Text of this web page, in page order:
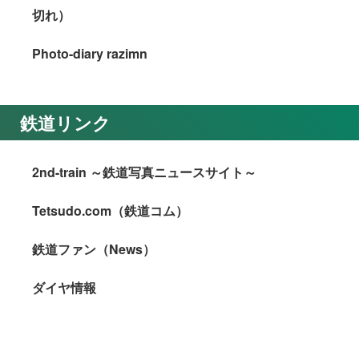
切れ）
Photo-diary razimn
鉄道リンク
2nd-train ～鉄道写真ニュースサイト～
Tetsudo.com（鉄道コム）
鉄道ファン（News）
ダイヤ情報